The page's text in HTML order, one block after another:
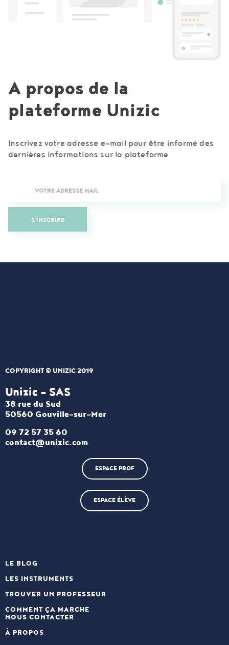
A propos de la
plateforme Unizic
Inscrivez votre adresse e-mail pour être informé des
dernières informations sur la plateforme
S'INSCRIRE
COPYRIGHT © UNIZIC 2019
Unizic - SAS​
38 rue du Sud
50560 Gouville-sur-Mer
09 72 57 35 60
contact@unizic.com
ESPACE PROF
ESPACE ÉLÈVE
LE BLOG
LES INSTRUMENTS
TROUVER UN PROFESSEUR
COMMENT ÇA MARCHE
NOUS CONTACTER
À PROPOS